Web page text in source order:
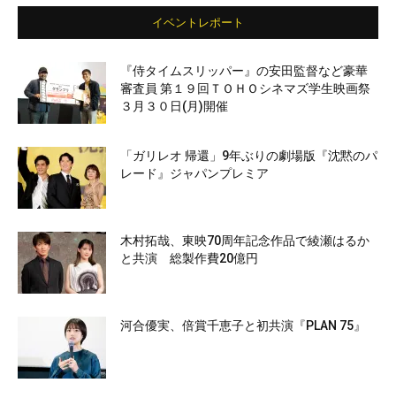
イベントレポート
『侍タイムスリッパー』の安田監督など豪華
審査員 第１９回ＴＯＨＯシネマズ学生映画祭
３月３０日(月)開催
「ガリレオ 帰還」9年ぶりの劇場版『沈黙のパ
レード』ジャパンプレミア
木村拓哉、東映70周年記念作品で綾瀬はるか
と共演 総製作費20億円
河合優実、倍賞千恵子と初共演『PLAN 75』